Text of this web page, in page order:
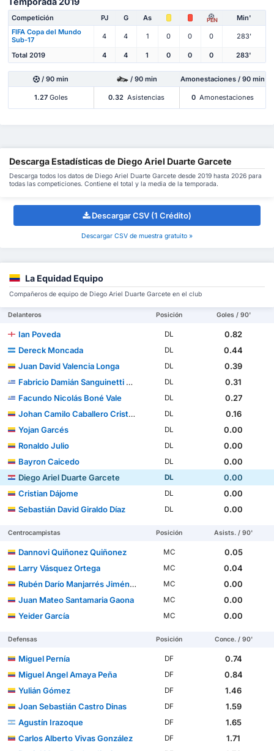
Competición PJ G As PEN
Min'
FIFA Copa del Mundo
Sub-17
4 4 1 0 0 0 283'
Total 2019 4 4 1 0 0 0 283'
/ 90 min / 90 min Amonestaciones / 90 min
1.27Goles 0.32 Asistencias 0 Amonestaciones
Descarga Estadísticas de Diego Ariel Duarte Garcete
Descarga todos los datos de Diego Ariel Duarte Garcete desde 2019 hasta 2026 para
todas las competiciones. Contiene el total y la media de la temporada.
Descargar CSV (1 Crédito)
Descargar CSV de muestra gratuito »
La Equidad Equipo
Compañeros de equipo de Diego Ariel Duarte Garcete en el club
Delanteros Posición Goles / 90'
Ian Poveda DL
0.82
Dereck Moncada
DL
0.44
Juan David Valencia Longa
DL
0.39
Fabricio Damián Sanguinetti Fernández
DL
0.31
Facundo Nicolás Boné Vale
DL
0.27
Johan Camilo Caballero Cristancho
DL
0.16
Yojan Garcés
DL
0.00
Ronaldo Julio
DL
0.00
Bayron Caicedo
DL
0.00
Diego Ariel Duarte Garcete
DL
0.00
Cristian Dájome
DL
0.00
Sebastián David Giraldo Díaz
DL 0.00
Centrocampistas Posición Asists. / 90'
Dannovi Quiñonez Quiñonez MC
0.05
Larry Vásquez Ortega
MC
0.04
Rubén Darío Manjarrés Jiménez
MC
0.00
Juan Mateo Santamaria Gaona
MC
0.00
Yeider García
MC 0.00
Defensas Posición Conce. / 90'
Miguel Pernía DF
0.74
Miguel Angel Amaya Peña
DF
0.84
Yulián Gómez
DF
1.46
Joan Sebastián Castro Dinas
DF
1.59
Agustín Irazoque
DF
1.65
Carlos Alberto Vivas González
DF
1.71